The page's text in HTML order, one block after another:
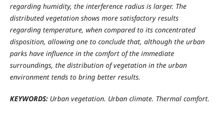
regarding humidity, the interference radius is larger. The
distributed vegetation shows more satisfactory results
regarding temperature, when compared to its concentrated
disposition, allowing one to conclude that, although the urban
parks have influence in the comfort of the immediate
surroundings, the distribution of vegetation in the urban
environment tends to bring better results.
KEYWORDS:Urban vegetation. Urban climate. Thermal comfort.